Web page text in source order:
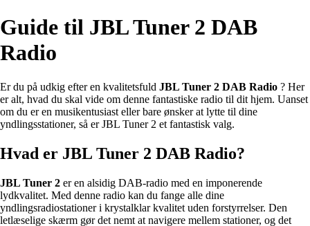
Guide til JBL Tuner 2 DAB
Radio
Er du på udkig efter en kvalitetsfuld JBL Tuner 2 DAB Radio ? Her
er alt, hvad du skal vide om denne fantastiske radio til dit hjem. Uanset
om du er en musikentusiast eller bare ønsker at lytte til dine
yndlingsstationer, så er JBL Tuner 2 et fantastisk valg.
Hvad er JBL Tuner 2 DAB Radio?
JBL Tuner 2 er en alsidig DAB-radio med en imponerende
lydkvalitet. Med denne radio kan du fange alle dine
yndlingsradiostationer i krystalklar kvalitet uden forstyrrelser. Den
letlæselige skærm gør det nemt at navigere mellem stationer, og det